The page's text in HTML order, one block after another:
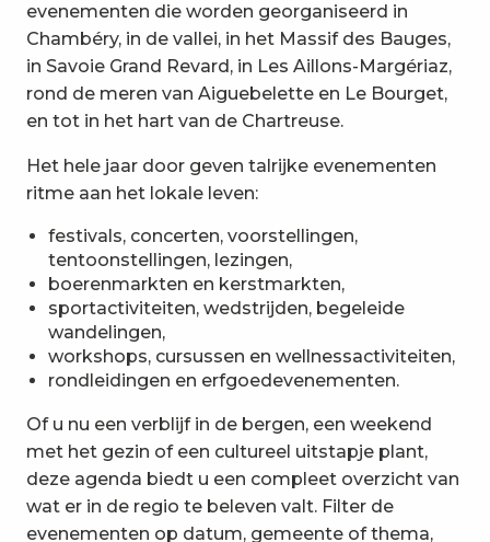
evenementen die worden georganiseerd in
Chambéry, in de vallei, in het Massif des Bauges,
in Savoie Grand Revard, in Les Aillons-Margériaz,
rond de meren van Aiguebelette en Le Bourget,
en tot in het hart van de Chartreuse.
Het hele jaar door geven talrijke evenementen
ritme aan het lokale leven:
festivals, concerten, voorstellingen,
tentoonstellingen, lezingen,
boerenmarkten en kerstmarkten,
sportactiviteiten, wedstrijden, begeleide
wandelingen,
workshops, cursussen en wellnessactiviteiten,
rondleidingen en erfgoedevenementen.
Of u nu een verblijf in de bergen, een weekend
met het gezin of een cultureel uitstapje plant,
deze agenda biedt u een compleet overzicht van
wat er in de regio te beleven valt. Filter de
evenementen op datum, gemeente of thema,